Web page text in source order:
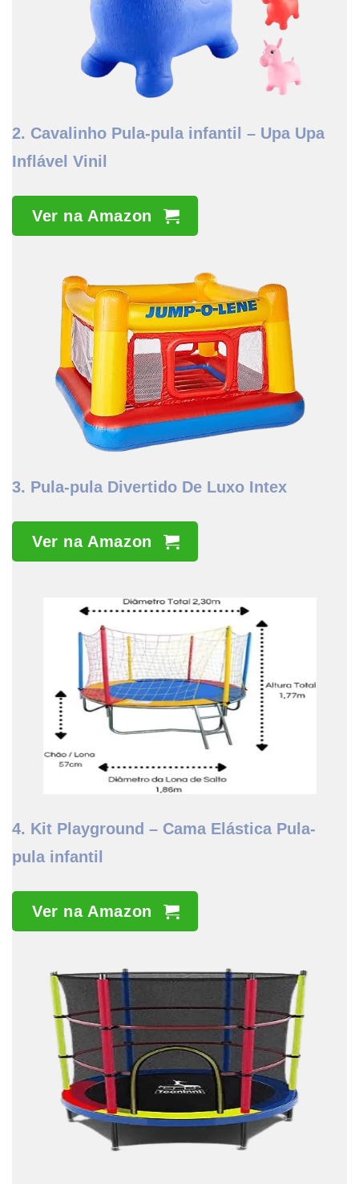
2. Cavalinho Pula-pula infantil – Upa Upa
Inflável Vinil
Ver na Amazon
3. Pula-pula Divertido De Luxo Intex
Ver na Amazon
4. Kit Playground – Cama Elástica Pula-
pula infantil
Ver na Amazon